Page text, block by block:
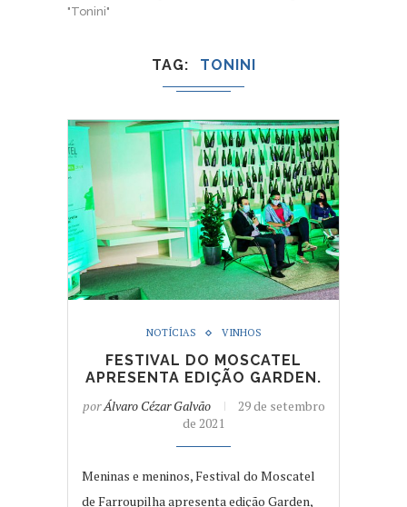
"Tonini"
TAG TONINI
NOTÍCIAS VINHOS
FESTIVAL DO MOSCATEL
APRESENTA EDIÇÃO GARDEN.
porÁlvaro Cézar Galvão
29 de setembro
de 2021
Meninas e meninos, Festival do Moscatel
de Farroupilha apresenta edição Garden,